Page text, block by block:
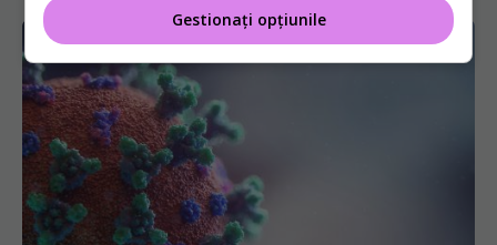
EXCLUSIV
Marinescu după decesul a trei persoane pe un
vas de croazieră
Gestionați opțiunile